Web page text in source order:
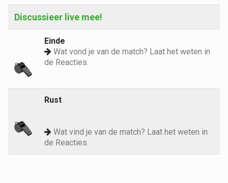
Discussieer live mee!
Einde
Wat vond je van de match? Laat het weten in
de Reacties.
Rust
Wat vind je van de match? Laat het weten in
de Reacties.